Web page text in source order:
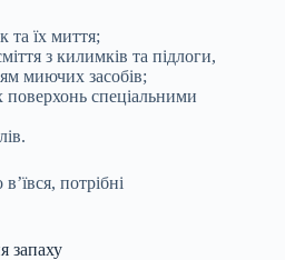
та їх миття;
з килимків та підлоги,
миючих засобів;
спеціальними
потрібні
запаху